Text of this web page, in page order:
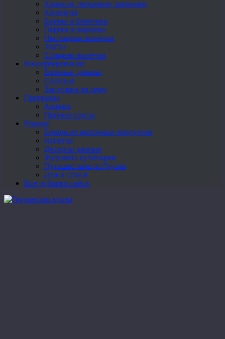
Хинкали, пельмени, вареники
Хачапури
Блины и блинчики
Пироги и пирожки
Несладкая выпечка
Торты
Сладкая выпечка
Консервирование
Варенье, джемы
Соленья
Заготовки на зиму
Приправы
Аджика
Пряные соусы
Разное
Блюда из молочных продуктов
Напитки
Десерты разные
Журналы кулинария
Путешествие по Грузии
Дом и семья
Все рубрики сайта